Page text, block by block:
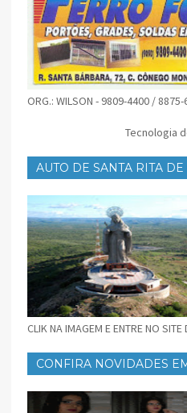
ORG.: WILSON - 9809-4400 / 8875-
Tecnologia
AUTO DE SANTA RITA DE
CLIK NA IMAGEM E ENTRE NO
CONFIRA NOVIDADES